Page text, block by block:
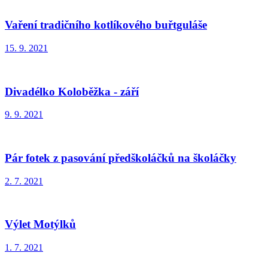
Vaření tradičního kotlíkového buřtguláše
15. 9. 2021
Divadélko Koloběžka - září
9. 9. 2021
Pár fotek z pasování předškoláčků na školáčky
2. 7. 2021
Výlet Motýlků
1. 7. 2021